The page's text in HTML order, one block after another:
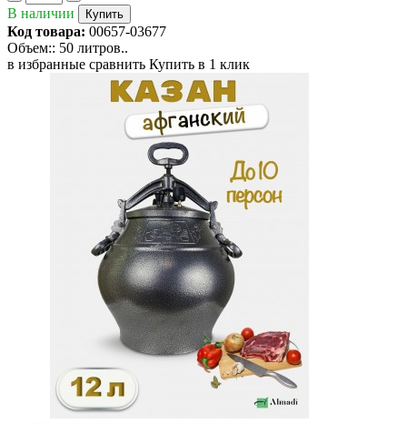
В наличии Купить
Код товара: 00657-03677
Объем:: 50 литров..
в избранные сравнить Купить в 1 клик